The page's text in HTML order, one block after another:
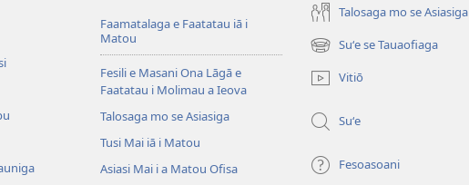
Faamatalaga e Faatatau iā i
Matou
Fesili e Masani Ona Lāgā e
Faatatau i Molimau a Ieova
Talosaga mo se Asiasiga
Tusi Mai iā i Matou
Asiasi Mai i a Matou Ofisa
Talosaga mo se Asiasiga
Suʻe se Tauaofiaga
(tatala
se
isi
Vitiō
Suʻe
Fesoasoani